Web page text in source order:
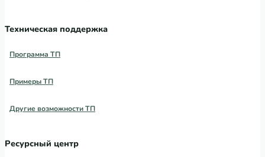
Техническая поддержка
Программа ТП
Примеры ТП
Другие возможности ТП
Ресурсный центр